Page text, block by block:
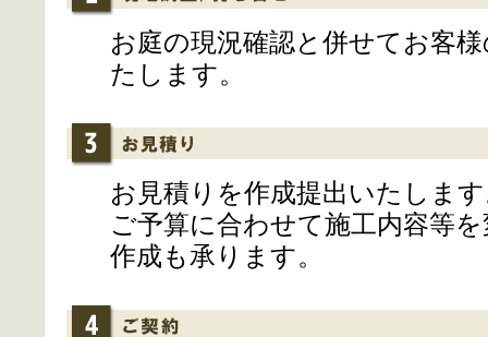
お庭の現況確認と併せてお客
たします。
お見積りを作成提出いたしま
ご予算に合わせて施工内容等
作成も承ります。